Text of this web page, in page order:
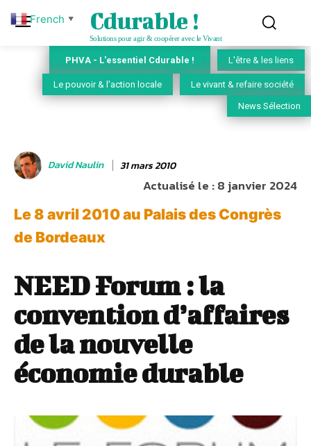
Cdurable !
Solutions pour agir & coopérer avec le Vivant
PHVA - L'essentiel Cdurable ! L'être & les liens
Le pouvoir & l'action locale Le vivant & refaire société
News Sélection
David Naulin 31 mars 2010
Actualisé le :8 janvier 2024
Le 8 avril 2010 au Palais des Congrès
de Bordeaux
NEED Forum : la
convention d’affaires
de la nouvelle
économie durable
French ▼